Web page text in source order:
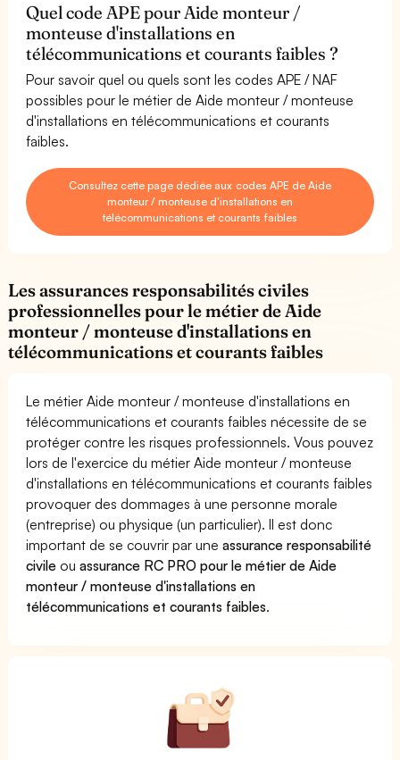
Quel code APE pour Aide monteur /
monteuse d'installations en
télécommunications et courants faibles ?
Pour savoir quel ou quels sont les codes APE / NAF
possibles pour le métier de Aide monteur / monteuse
d'installations en télécommunications et courants
faibles.
Consultez cette page dédiée aux codes APE de Aide
monteur / monteuse d'installations en
télécommunications et courants faibles
Les assurances responsabilités civiles
professionnelles pour le métier de Aide
monteur / monteuse d'installations en
télécommunications et courants faibles
Le métier Aide monteur / monteuse d'installations en
télécommunications et courants faibles nécessite de se
protéger contre les risques professionnels. Vous pouvez
lors de l'exercice du métier Aide monteur / monteuse
d'installations en télécommunications et courants faibles
provoquer des dommages à une personne morale
(entreprise) ou physique (un particulier). Il est donc
important de se couvrir par uneassurance responsabilité
civile ouassurance RC PRO pour le métier de Aide
monteur / monteuse d'installations en
télécommunications et courants faibles.